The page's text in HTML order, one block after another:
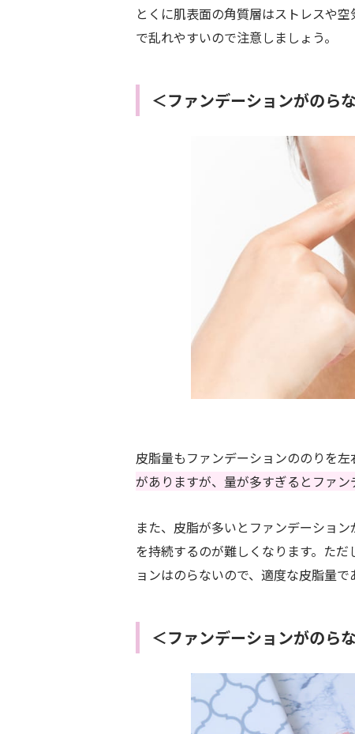
とくに肌表面の角質層はストレスや
で乱れやすいので注意しましょう。
＜ファンデーションがのら
皮脂量もファンデーションののりを左
がありますが、量が多すぎるとファン
また、皮脂が多いとファンデーショ
を持続するのが難しくなります。た
ョンはのらないので、適度な皮脂量で
＜ファンデーションがのら